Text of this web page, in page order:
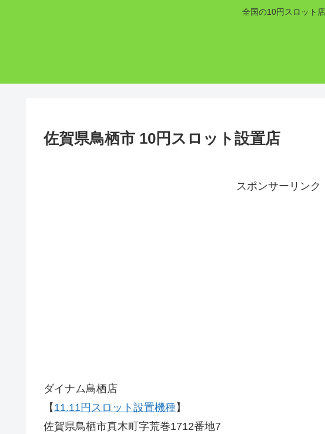
全国の10円スロット
佐賀県鳥栖市 10円スロット設置店
スポンサーリンク
ダイナム鳥栖店
【 11.11円スロット設置機種】
佐賀県鳥栖市真木町字荒巻1712番地7